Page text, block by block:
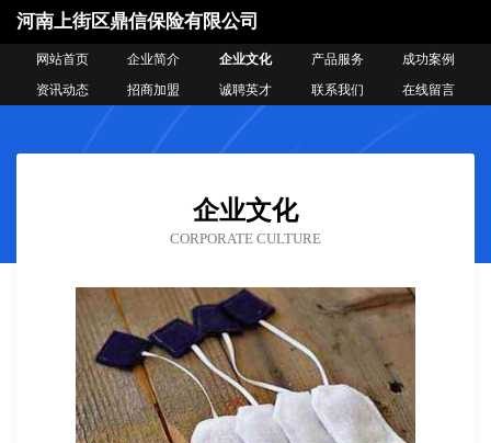
河南上街区鼎信保险有限公司
网站首页 企业简介 企业文化 产品服务
成功案例
资讯动态
招商加盟 诚聘英才 联系我们 在线留言
企业文化
CORPORATE CULTURE